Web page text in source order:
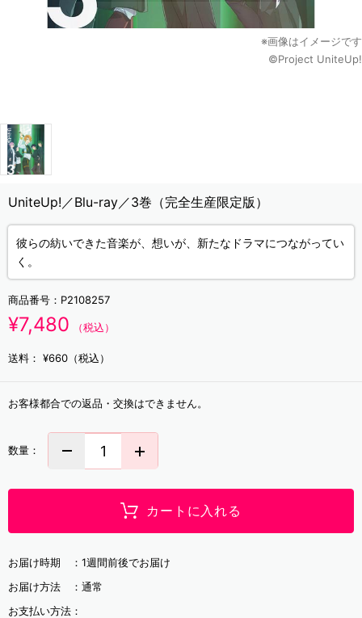
※画像はイメージです
©Project UniteUp!
UniteUp!／Blu-ray／3巻（完全生産限定版）
彼らの紡いできた音楽が、想いが、新たなドラマにつながってい
く。
商品番号： P2108257
¥7,480 （税込）
送料： ¥660（税込）
お客様都合での返品・交換はできません。
数量：
カートに入れる
お届け時期 ： 1週間前後でお届け
お届け方法 ： 通常
お支払い方法：